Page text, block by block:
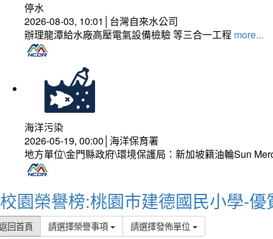
停水
2026-08-03, 10:01│台灣自來水公司
辦理龍潭給水廠高壓電氣設備檢驗 等三合一工程 more...
海洋污染
2026-05-19, 00:00│海洋保育署
地方單位\金門縣政府\環境保護局：新加坡籍油輪Sun
校園榮譽榜:桃園市建德國民小學-優
回首頁 請選擇榮譽事項 請選擇發佈單位